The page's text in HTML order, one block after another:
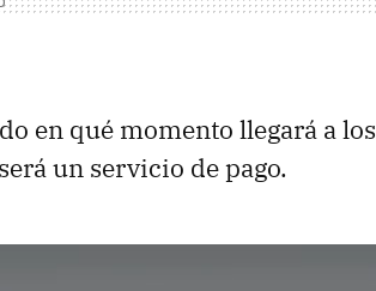
en qué momento llegará a los
un servicio de pago.